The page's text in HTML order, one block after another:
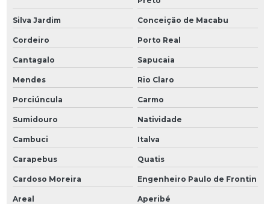
Silva Jardim Conceição de Macabu
Cordeiro Porto Real
Cantagalo Sapucaia
Mendes Rio Claro
Porciúncula Carmo
Sumidouro Natividade
Cambuci Italva
Carapebus Quatis
Cardoso Moreira Engenheiro Paulo de Frontin
Areal Aperibé